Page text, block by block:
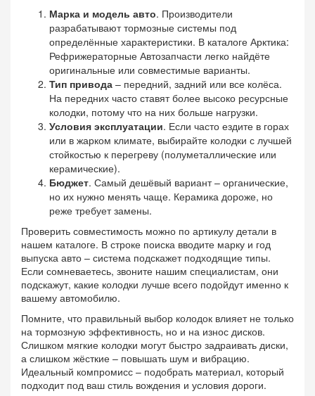
Марка и модель авто. Производители
разрабатывают тормозные системы под
определённые характеристики. В каталоге Арктика:
Рефрижераторные Автозапчасти легко найдёте
оригинальные или совместимые варианты.
Тип привода – передний, задний или все колёса.
На передних часто ставят более высоко ресурсные
колодки, потому что на них больше нагрузки.
Условия эксплуатации. Если часто ездите в горах
или в жарком климате, выбирайте колодки с лучшей
стойкостью к перегреву (полуметаллические или
керамические).
Бюджет. Самый дешёвый вариант – органические,
но их нужно менять чаще. Керамика дороже, но
реже требует замены.
Проверить совместимость можно по артикулу детали в
нашем каталоге. В строке поиска вводите марку и год
выпуска авто – система подскажет подходящие типы.
Если сомневаетесь, звоните нашим специалистам, они
подскажут, какие колодки лучше всего подойдут именно к
вашему автомобилю.
Помните, что правильный выбор колодок влияет не только
на тормозную эффективность, но и на износ диск­ов.
Слишком мягкие колодки могут быстро задраивать диски,
а слишком жёсткие – повышать шум и вибрацию.
Идеальный компромисс – подобрать материал, который
подходит под ваш стиль вождения и условия дороги.